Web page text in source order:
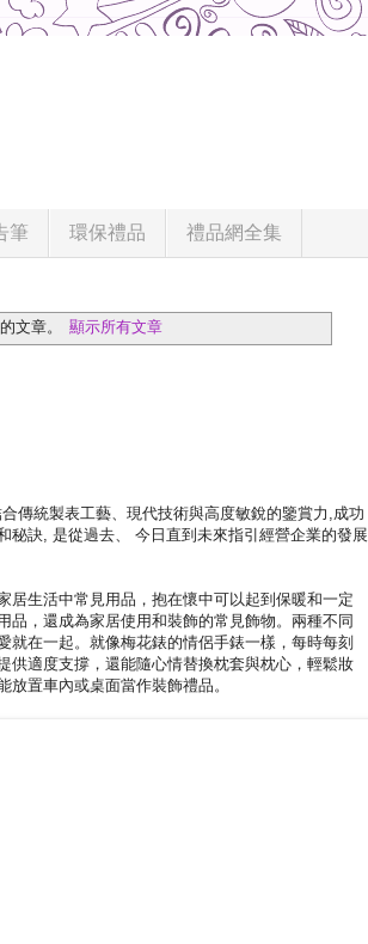
筆 環保禮品 禮品網全集
文章。 顯示所有文章
傳統製表工藝、現代技術與高度敏銳的鑒賞力,成功
秘訣, 是從過去、 今日直到未來指引經營企業的發展
居生活中常見用品，抱在懷中可以起到保暖和一定
品，還成為家居使用和裝飾的常見飾物。兩種不同
在一起。就像梅花錶的情侶手錶一樣，每時每刻
供適度支撐，還能隨心情替換枕套與枕心，輕鬆妝
置車內或桌面當作裝飾禮品。